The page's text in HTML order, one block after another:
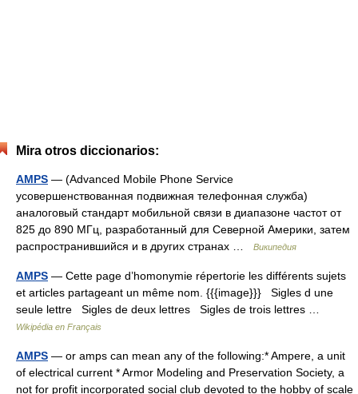
Mira otros diccionarios:
AMPS — (Advanced Mobile Phone Service
усовершенствованная подвижная телефонная служба)
аналоговый стандарт мобильной связи в диапазоне частот от
825 до 890 МГц, разработанный для Северной Америки, затем
распространившийся и в других странах …
Википедия
AMPS — Cette page d’homonymie répertorie les différents sujets
et articles partageant un même nom. {{{image}}} Sigles d une
seule lettre Sigles de deux lettres Sigles de trois lettres …
Wikipédia en Français
AMPS — or amps can mean any of the following:* Ampere, a unit
of electrical current * Armor Modeling and Preservation Society, a
not for profit incorporated social club devoted to the hobby of scale